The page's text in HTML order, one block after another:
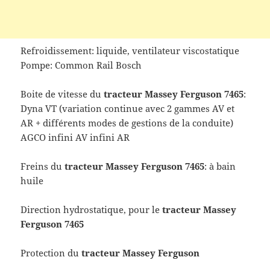
Refroidissement: liquide, ventilateur viscostatique
Pompe: Common Rail Bosch
Boite de vitesse dutracteur Massey Ferguson 7465:
Dyna VT (variation continue avec 2 gammes AV et
AR + différents modes de gestions de la conduite)
AGCO infini AV infini AR
Freins dutracteur Massey Ferguson 7465: à bain
huile
Direction hydrostatique, pour letracteur Massey
Ferguson 7465
Protection du tracteur Massey Ferguson